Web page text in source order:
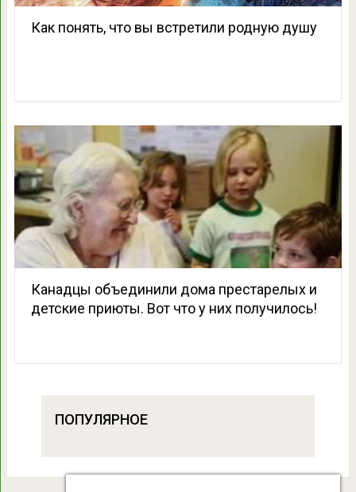
Как понять, что вы встретили родную душу
Канадцы объединили дома престарелых и
детские приюты. Вот что у них получилось!
ПОПУЛЯРНОЕ